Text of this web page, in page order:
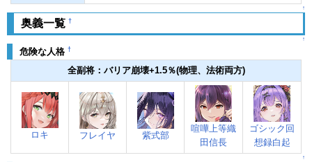
↑
奥義一覧 †
↑
危険な人格 †
全副将：バリア崩壊+1.5％(物理、法術両方)
ロキ フレイヤ 紫式部
喧嘩上等織
田信長
ゴシック回
想録白起
↑